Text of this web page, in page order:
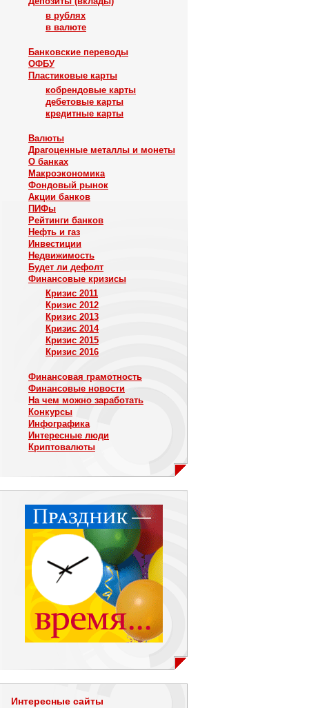
в рублях
в валюте
Банковские переводы
ОФБУ
Пластиковые карты
кобрендовые карты
дебетовые карты
кредитные карты
Валюты
Драгоценные металлы и монеты
О банках
Макроэкономика
Фондовый рынок
Акции банков
ПИФы
Рейтинги банков
Нефть и газ
Инвестиции
Недвижимость
Будет ли дефолт
Финансовые кризисы
Кризис 2011
Кризис 2012
Кризис 2013
Кризис 2014
Кризис 2015
Кризис 2016
Финансовая грамотность
Финансовые новости
На чем можно заработать
Конкурсы
Инфографика
Интересные люди
Криптовалюты
Интересные сайты